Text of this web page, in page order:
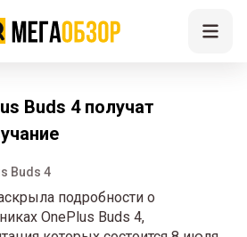
Buds 4 получат
Buds 4
подробности о
OnePlus Buds 4,